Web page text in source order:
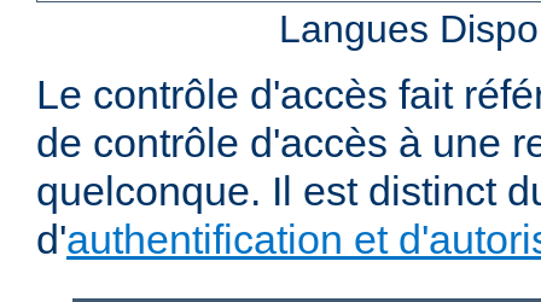
Langues
Le contrôle d'accès fait
de contrôle d'accès à une
quelconque. Il est distinct
d'authentification et